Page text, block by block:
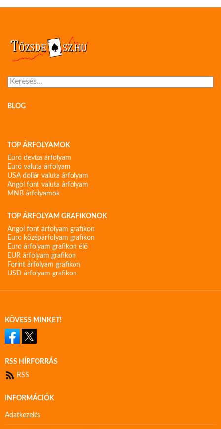
Keresés:
BLOG
TOP ÁRFOLYAMOK
Euró deviza árfolyam
Euró valuta árfolyam
USA dollár valuta árfolyam
Angol font valuta árfolyam
MNB árfolyamok
TOP ÁRFOLYAM GRAFIKONOK
Angol font árfolyam grafikon
Euro középárfolyam grafikon
Euro árfolyam grafikon élő
EUR árfolyam grafikon
Forint árfolyam grafikon
USD árfolyam grafikon
KÖVESS MINKET!
RSS HÍRFORRÁS
RSS
INFORMÁCIÓK
Adatkezelés